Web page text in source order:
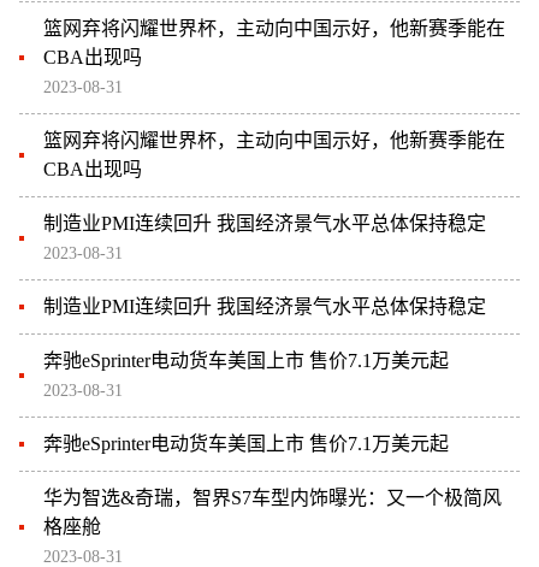
篮网弃将闪耀世界杯，主动向中国示好，他新赛季能在
CBA出现吗
2023-08-31
篮网弃将闪耀世界杯，主动向中国示好，他新赛季能在
CBA出现吗
制造业PMI连续回升 我国经济景气水平总体保持稳定
2023-08-31
制造业PMI连续回升 我国经济景气水平总体保持稳定
奔驰eSprinter电动货车美国上市 售价7.1万美元起
2023-08-31
奔驰eSprinter电动货车美国上市 售价7.1万美元起
华为智选&奇瑞，智界S7车型内饰曝光：又一个极简风
格座舱
2023-08-31